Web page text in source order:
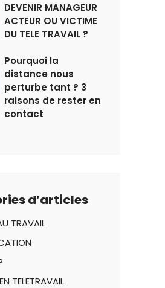
DEVENIR MANAGEUR
ACTEUR OU VICTIME
DU TELE TRAVAIL ?
Pourquoi la
distance nous
perturbe tant ? 3
raisons de rester en
contact
d’articles
TRAVAIL
TELETRAVAIL